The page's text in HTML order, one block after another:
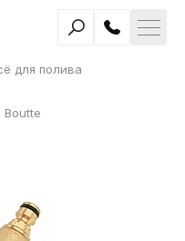
для полива
Boutte